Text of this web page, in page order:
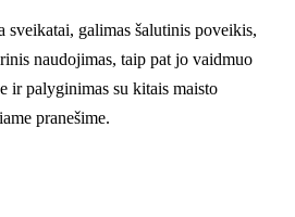
sveikatai, galimas šalutinis poveikis,
naudojimas, taip pat jo vaidmuo
ir palyginimas su kitais maisto
pranešime.